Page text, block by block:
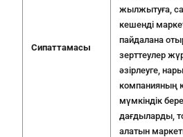
Сипаттамасы
жылжытуға,
кешенді
пайдалана
зерттеулер
әзірлеуге,
компанияның
мүмкіндік
дағдыларды,
алатын